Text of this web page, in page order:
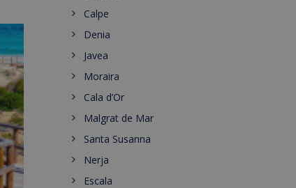
Calpe
Denia
Javea
Moraira
Cala d’Or
Malgrat de Mar
Santa Susanna
Nerja
Escala